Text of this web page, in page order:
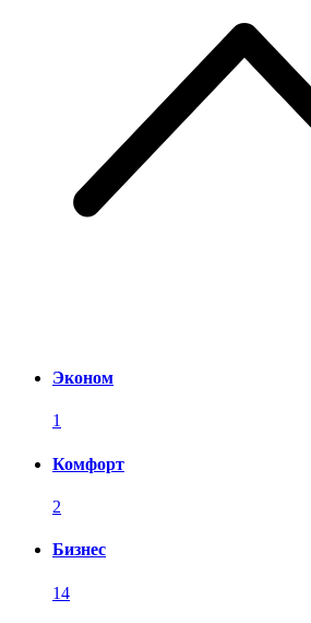
Эконом
1
Комфорт
2
Бизнес
14